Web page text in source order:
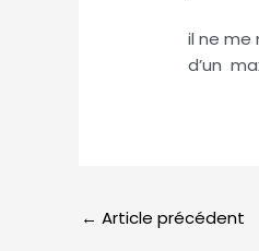
il ne me
d’un
← Article précédent